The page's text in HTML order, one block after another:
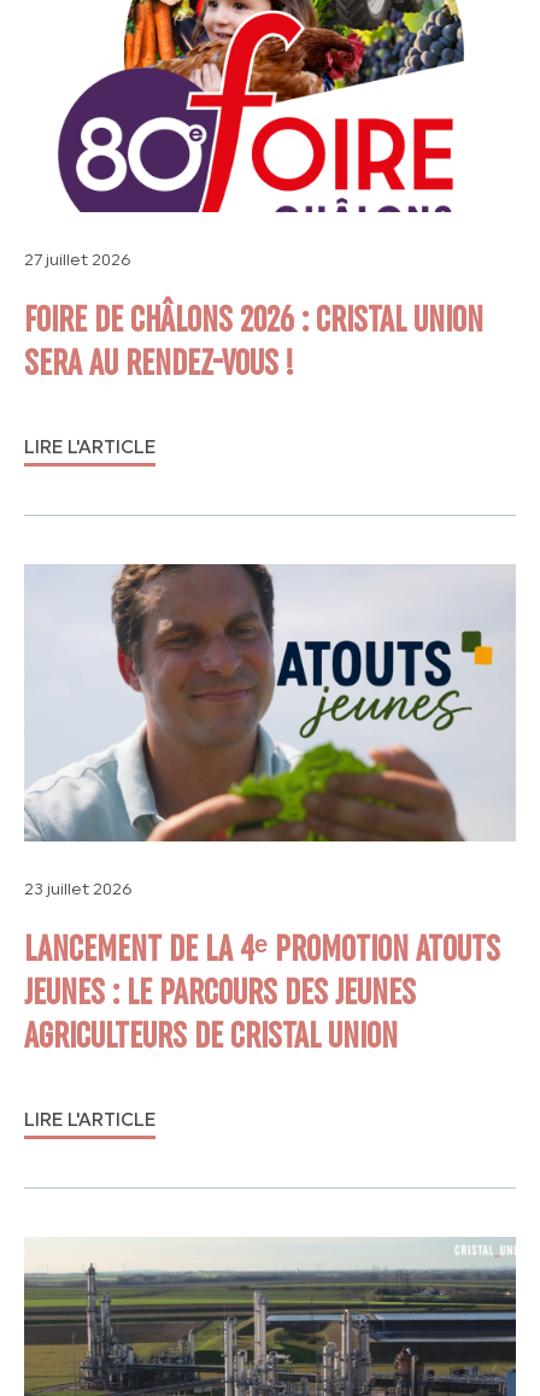
27 juillet 2026
FOIRE DE CHÂLONS 2026 : CRISTAL UNION
SERA AU RENDEZ-VOUS !
LIRE L'ARTICLE
23 juillet 2026
LANCEMENT DE LA 4ᵉ PROMOTION ATOUTS
JEUNES : LE PARCOURS DES JEUNES
AGRICULTEURS DE CRISTAL UNION
LIRE L'ARTICLE